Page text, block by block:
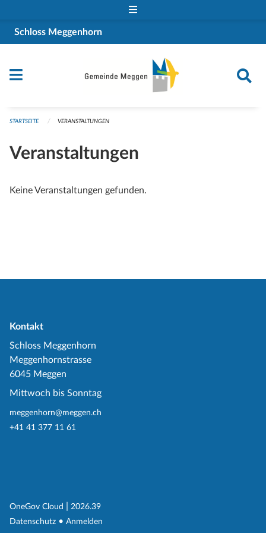
Schloss Meggenhorn
STARTSEITE VERANSTALTUNGEN
Veranstaltungen
Keine Veranstaltungen gefunden.
Kontakt
Schloss Meggenhorn
Meggenhornstrasse
6045 Meggen
Mittwoch bis Sonntag
meggenhorn@meggen.ch
+41 41 377 11 61
OneGov Cloud (External Link)
2026.39
Datenschutz (External Link)
Anmelden